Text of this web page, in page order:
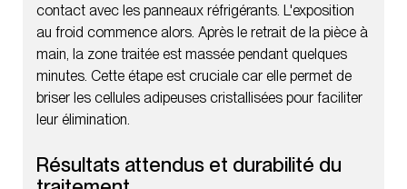
contact avec les panneaux réfrigérants. L'exposition
au froid commence alors. Après le retrait de la pièce à
main, la zone traitée est massée pendant quelques
minutes. Cette étape est cruciale car elle permet de
briser les cellules adipeuses cristallisées pour faciliter
leur élimination.
Résultats attendus et durabilité du